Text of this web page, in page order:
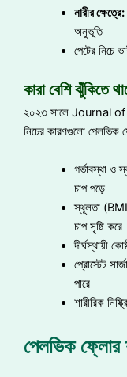
নারীরক্ষেত্রে:
অনুভূতি
পেটের নিচে
কারা বেশি ঝুঁকিতে
২০২৩ সালে Journal of
নিচের কারণগুলো পেলভিক
গর্ভাবস্থা ও
চাপ পড়ে
স্থূলতা
চাপ সৃষ্টি করে
দীর্ঘস্থায়ী
প্রোস্টেট
পারে
শারীরিক
পেলভিক ফ্লোর